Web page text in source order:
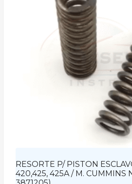
RESORTE P/ PISTON
420,425, 425A / M. CUMMINS